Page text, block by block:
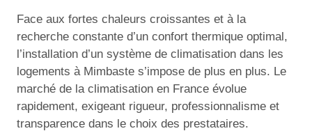
Face aux fortes chaleurs croissantes et à la
recherche constante d’un confort thermique optimal,
l’installation d’un système de climatisation dans les
logements à Mimbaste s’impose de plus en plus. Le
marché de la climatisation en France évolue
rapidement, exigeant rigueur, professionnalisme et
transparence dans le choix des prestataires.